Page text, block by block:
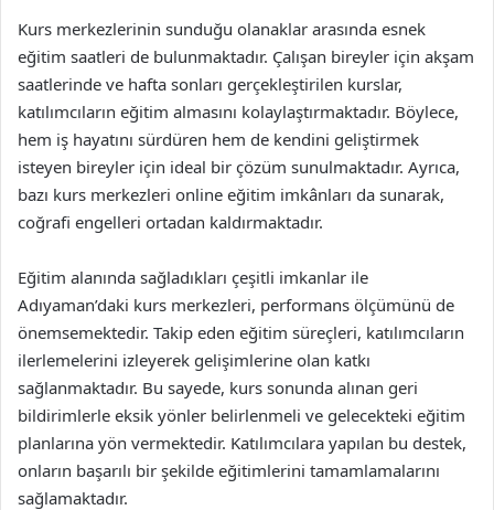
Kurs merkezlerinin sunduğu olanaklar arasında esnek
eğitim saatleri de bulunmaktadır. Çalışan bireyler için akşam
saatlerinde ve hafta sonları gerçekleştirilen kurslar,
katılımcıların eğitim almasını kolaylaştırmaktadır. Böylece,
hem iş hayatını sürdüren hem de kendini geliştirmek
isteyen bireyler için ideal bir çözüm sunulmaktadır. Ayrıca,
bazı kurs merkezleri online eğitim imkânları da sunarak,
coğrafi engelleri ortadan kaldırmaktadır.
Eğitim alanında sağladıkları çeşitli imkanlar ile
Adıyaman’daki kurs merkezleri, performans ölçümünü de
önemsemektedir. Takip eden eğitim süreçleri, katılımcıların
ilerlemelerini izleyerek gelişimlerine olan katkı
sağlanmaktadır. Bu sayede, kurs sonunda alınan geri
bildirimlerle eksik yönler belirlenmeli ve gelecekteki eğitim
planlarına yön vermektedir. Katılımcılara yapılan bu destek,
onların başarılı bir şekilde eğitimlerini tamamlamalarını
sağlamaktadır.